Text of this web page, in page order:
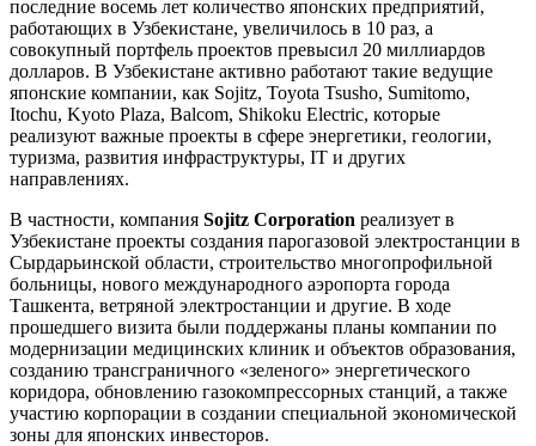
последние восемь лет количество японских предприятий,
работающих в Узбекистане, увеличилось в 10 раз, а
совокупный портфель проектов превысил 20 миллиардов
долларов. В Узбекистане активно работают такие ведущие
японские компании, как Sojitz, Toyota Tsusho, Sumitomo,
Itochu, Kyoto Plaza, Balcom, Shikoku Electric, которые
реализуют важные проекты в сфере энергетики, геологии,
туризма, развития инфраструктуры, IT и других
направлениях.
В частности, компания Sojitz Corporation реализует в
Узбекистане проекты создания парогазовой электростанции в
Сырдарьинской области, строительство многопрофильной
больницы, нового международного аэропорта города
Ташкента, ветряной электростанции и другие. В ходе
прошедшего визита были поддержаны планы компании по
модернизации медицинских клиник и объектов образования,
созданию трансграничного «зеленого» энергетического
коридора, обновлению газокомпрессорных станций, а также
участию корпорации в создании специальной экономической
зоны для японских инвесторов.